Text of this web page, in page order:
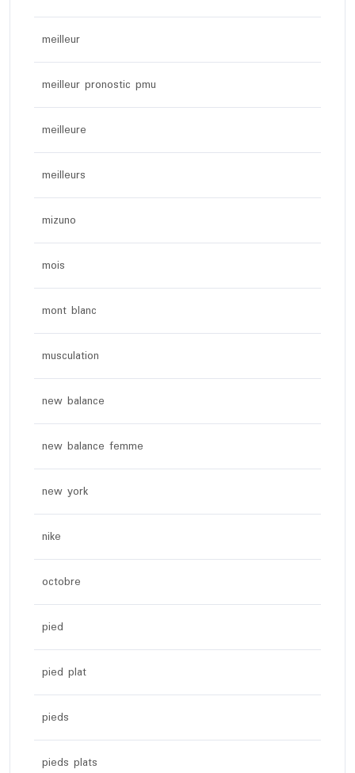
meilleur
meilleur pronostic pmu
meilleure
meilleurs
mizuno
mois
mont blanc
musculation
new balance
new balance femme
new york
nike
octobre
pied
pied plat
pieds
pieds plats